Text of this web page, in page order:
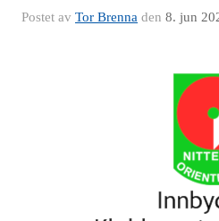
Postet av Tor Brenna den 8. jun